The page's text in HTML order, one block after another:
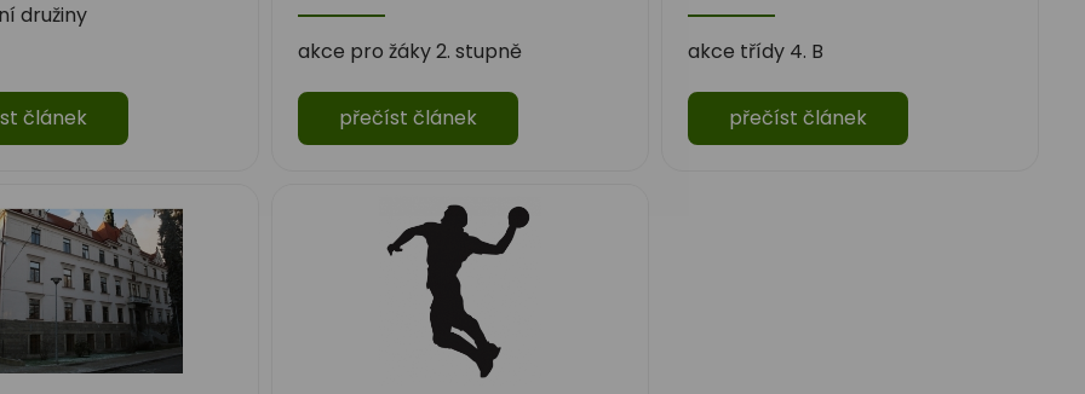
družiny
článek
akce pro žáky 2. stupně
přečíst článek
akce třídy 4. B
přečíst článek